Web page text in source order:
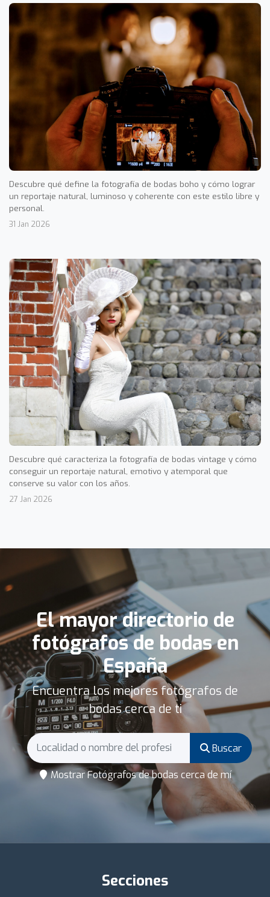
Descubre qué define la fotografía de bodas boho y cómo lograr
un reportaje natural, luminoso y coherente con este estilo libre y
personal.
31 Jan 2026
Descubre qué caracteriza la fotografía de bodas vintage y cómo
conseguir un reportaje natural, emotivo y atemporal que
conserve su valor con los años.
27 Jan 2026
El mayor directorio de
fotógrafos de bodas en
España
Encuentra los mejores fotógrafos de
bodas cerca de ti
Buscar
Mostrar Fotógrafos de bodas cerca de mí
Secciones